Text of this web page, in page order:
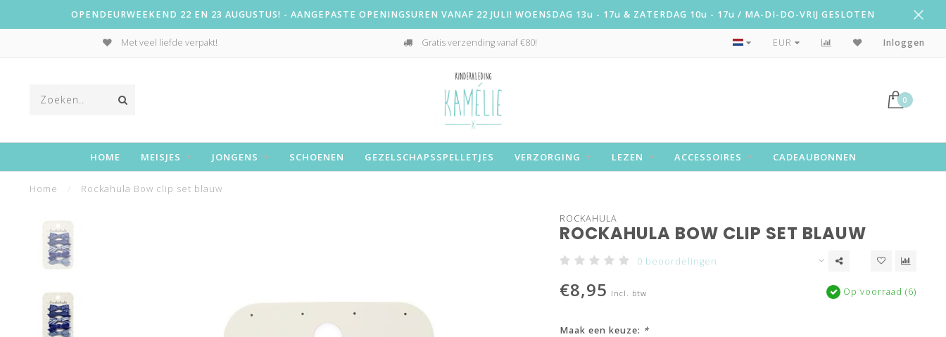
OPENDEURWEEKEND 22 EN 23 AUGUSTUS! - AANGEPASTE OPENINGSUREN VANAF 22 JULI! WOENSDAG 13u - 17u & ZATERDAG 10u - 17u / MA-DI-DO-VRIJ GESLOTEN
Met veel liefde verpakt! Gratis verzending vanaf €80! Snelle levering!
EUR Inloggen
0
HOME MEISJES JONGENS SCHOENEN GEZELSCHAPSSPELLETJES VERZORGING LEZEN ACCESSOIRES CADEAUBONNEN
Home Rockahula Bow clip set blauw
ROCKAHULA
ROCKAHULA BOW CLIP SET BLAUW
0 beoordelingen
€8,95 Incl. btw Op voorraad (6)
Maak een keuze: *